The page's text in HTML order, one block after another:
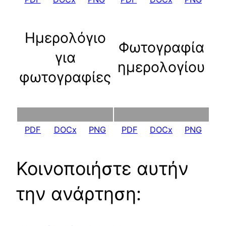
Ημερολόγιο
για
φωτογραφίες
Φωτογραφία
ημερολογίου
PDF DOCx PNG PDF DOCx PNG
Κοινοποιήστε αυτήν
την ανάρτηση: